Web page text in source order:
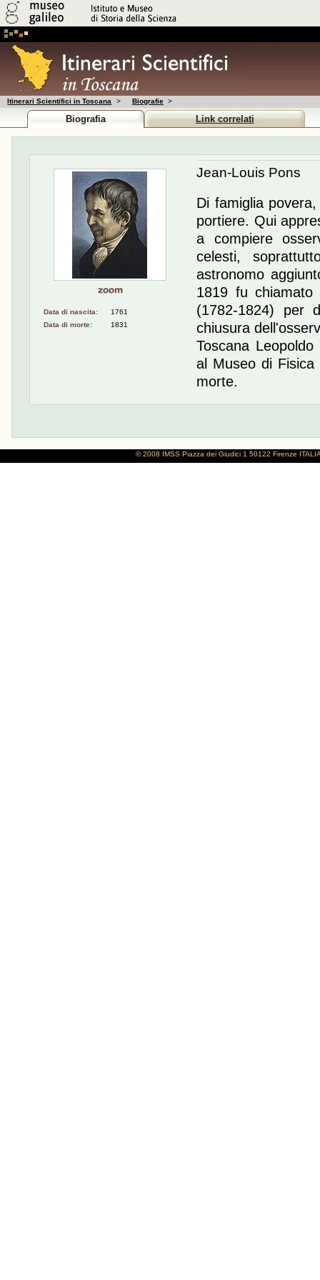
Itinerari Scientifici in Toscana > Biografie >
Biografia Link correlati
Data di nascita:
1761
Data di morte:
1831
Jean-Louis Pons
Di famiglia
portiere. Qui
a compiere
celesti,
astronomo
1819 fu
(1782-1824) per
chiusura
Toscana
al Museo di
morte.
© 2008 IMSS Piazza dei Giudici 1 50122 Firenze